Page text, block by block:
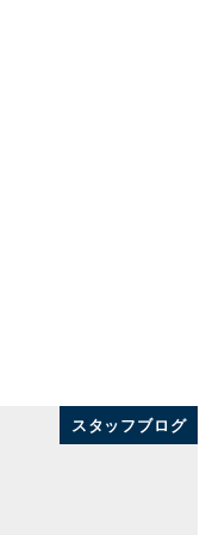
スタッフブログ